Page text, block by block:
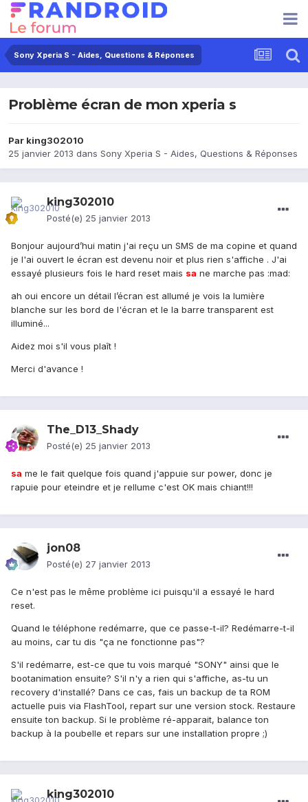
Sony Xperia S - Aides, Questions & Réponses
Problème écran de mon xperia s
Par king302010
25 janvier 2013 dans Sony Xperia S - Aides, Questions & Réponses
king302010
Posté(e) 25 janvier 2013
Bonjour aujourd’hui matin j'ai reçu un SMS de ma copine et quand
je l'ai ouvert le écran est devenu noir et plus rien s'affiche . J'ai
essayé plusieurs fois le hard reset mais sa ne marche pas :mad:
ah oui encore un détail l’écran est allumé je vois la lumière
blanche sur les bord de l'écran et le la barre transparent est
illuminé...
Aidez moi s'il vous plaît !
Merci d'avance !
The_D13_Shady
Posté(e) 25 janvier 2013
sa me le fait quelque fois quand j'appuie sur power, donc je
rapuie pour eteindre et je rellume c'est OK mais chiant!!!
jon08
Posté(e) 27 janvier 2013
Ce n'est pas le même problème ici puisqu'il a essayé le hard
reset.
Quand le téléphone redémarre, que ce passe-t-il? Redémarre-t-il
au moins, car tu dis "ça ne fonctionne pas"?
S'il redémarre, est-ce que tu vois marqué "SONY" ainsi que le
bootanimation ensuite? S'il n'y a rien qui s'affiche, as-tu un
recovery d'installé? Dans ce cas, fais un backup de ta ROM
actuelle puis via FlashTool, repart sur une version stock. Restaure
ensuite ton backup. Si le problème ré-apparait, balance ton
backup à la poubelle et repars sur une installation propre ;)
king302010